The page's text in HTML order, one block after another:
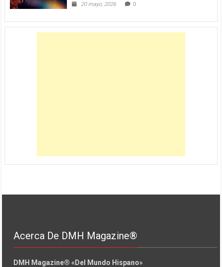
20 mayo, 2026 0
Acerca De DMH Magazine®
DMH Magazine® «Del Mundo Hispano»